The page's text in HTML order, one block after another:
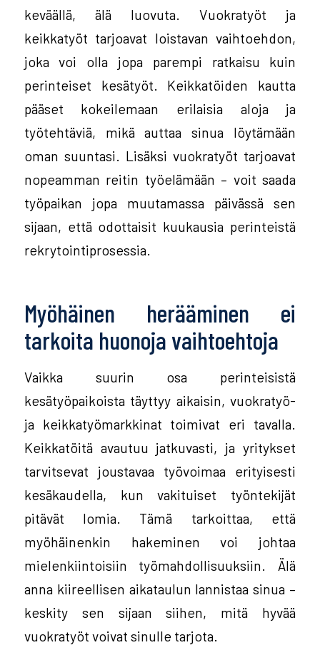
keväällä, älä luovuta. Vuokratyöt ja
keikkatyöt tarjoavat loistavan vaihtoehdon,
joka voi olla jopa parempi ratkaisu kuin
perinteiset kesätyöt. Keikkatöiden kautta
pääset kokeilemaan erilaisia aloja ja
työtehtäviä, mikä auttaa sinua löytämään
oman suuntasi. Lisäksi vuokratyöt tarjoavat
nopeamman reitin työelämään – voit saada
työpaikan jopa muutamassa päivässä sen
sijaan, että odottaisit kuukausia perinteistä
rekrytointiprosessia.
Myöhäinen herääminen ei
tarkoita huonoja vaihtoehtoja
Vaikka suurin osa perinteisistä
kesätyöpaikoista täyttyy aikaisin, vuokratyö-
ja keikkatyömarkkinat toimivat eri tavalla.
Keikkatöitä avautuu jatkuvasti, ja yritykset
tarvitsevat joustavaa työvoimaa erityisesti
kesäkaudella, kun vakituiset työntekijät
pitävät lomia. Tämä tarkoittaa, että
myöhäinenkin hakeminen voi johtaa
mielenkiintoisiin työmahdollisuuksiin. Älä
anna kiireellisen aikataulun lannistaa sinua –
keskity sen sijaan siihen, mitä hyvää
vuokratyöt voivat sinulle tarjota.